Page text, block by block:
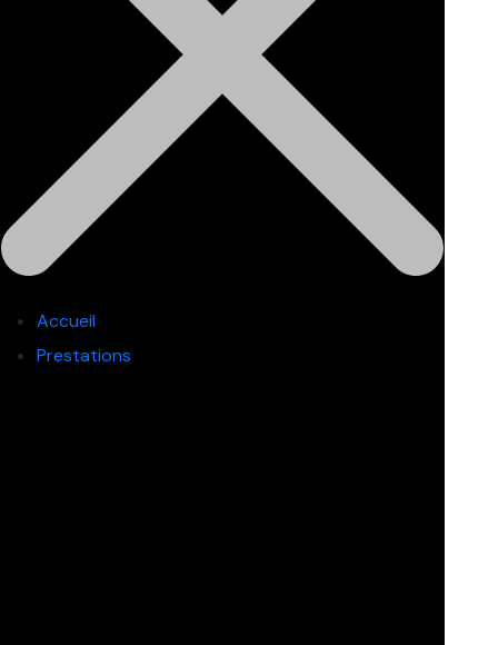
Accueil
Prestations